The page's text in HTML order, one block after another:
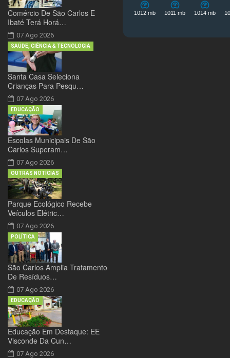
Comércio De São Carlos E
Ibaté Terá Horá…
07 Ago 2026
Santa Casa Seleciona
Crianças Para Pesqu…
07 Ago 2026
SAÚDE, CIÊNCIA & TECNOLOGIA
Escolas Municipais De São
Carlos Superam…
07 Ago 2026
EDUCAÇÃO
Parque Ecológico Recebe
Veículos Elétric…
07 Ago 2026
OUTRAS NOTÍCIAS
São Carlos Amplia Tratamento
De Resíduos…
07 Ago 2026
POLÍTICA
Educação Em Destaque: EE
Visconde Da Cun…
07 Ago 2026
EDUCAÇÃO